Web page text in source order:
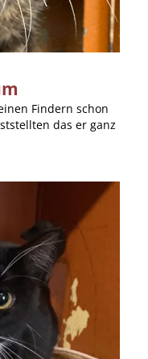
Findern schon
das er ganz